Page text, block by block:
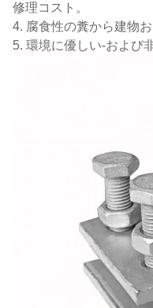
修理コスト。
4. 腐食性の糞から建物
5. 環境に優しい-および